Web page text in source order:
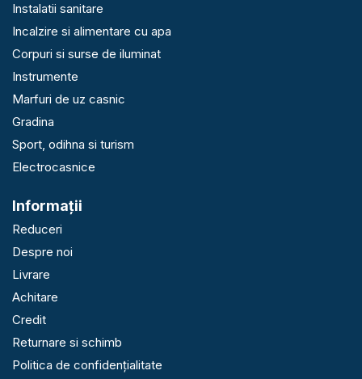
Instalatii sanitare
Incalzire si alimentare cu apa
Corpuri si surse de iluminat
Instrumente
Marfuri de uz casnic
Gradina
Sport, odihna si turism
Electrocasnice
Informaţii
Reduceri
Despre noi
Livrare
Achitare
Credit
Returnare si schimb
Politica de confidențialitate